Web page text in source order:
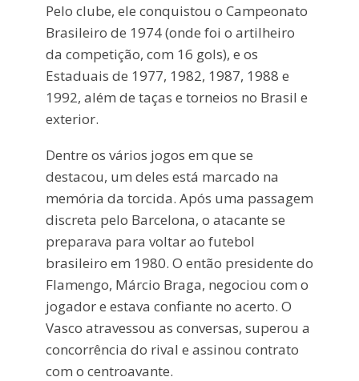
Pelo clube, ele conquistou o Campeonato
Brasileiro de 1974 (onde foi o artilheiro
da competição, com 16 gols), e os
Estaduais de 1977, 1982, 1987, 1988 e
1992, além de taças e torneios no Brasil e
exterior.
Dentre os vários jogos em que se
destacou, um deles está marcado na
memória da torcida. Após uma passagem
discreta pelo Barcelona, o atacante se
preparava para voltar ao futebol
brasileiro em 1980. O então presidente do
Flamengo, Márcio Braga, negociou com o
jogador e estava confiante no acerto. O
Vasco atravessou as conversas, superou a
concorrência do rival e assinou contrato
com o centroavante.